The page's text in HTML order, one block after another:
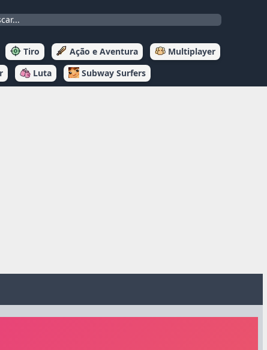
Tiro Ação e Aventura
Multiplayer
Luta Subway Surfers